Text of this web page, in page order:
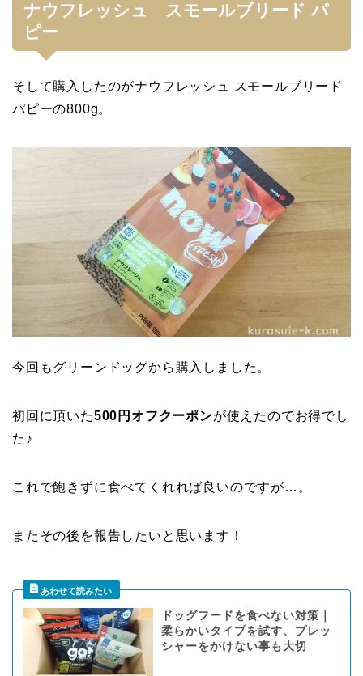
ナウフレッシュ スモールブリード パ
ピー
そして購入したのがナウフレッシュ スモールブリード
パピーの800g。
今回もグリーンドッグから購入しました。
初回に頂いた500円オフクーポンが使えたのでお得でし
た♪
これで飽きずに食べてくれれば良いのですが…。
またその後を報告したいと思います！
ドッグフードを食べない対策｜
柔らかいタイプを試す、プレッ
シャーをかけない事も大切